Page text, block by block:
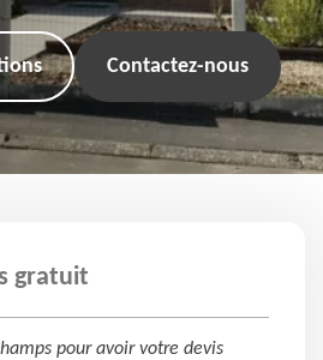
Contactez-nous
gratuit
pour avoir votre devis